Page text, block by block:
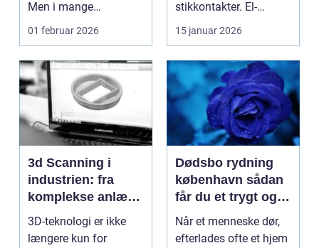
Men i mange
virksomheder og også
01 februar 2026
stikkontakter. El-
installationer e...
15 januar 2026
3d Scanning i
industrien: fra
komplekse anlæg
til præcise
beslutninger
3D-teknologi er ikke
længere kun for
Dødsbo rydning
københavn sådan
får du et trygt og
professionelt
forløb
Når et menneske dør,
efterlades ofte et hjem